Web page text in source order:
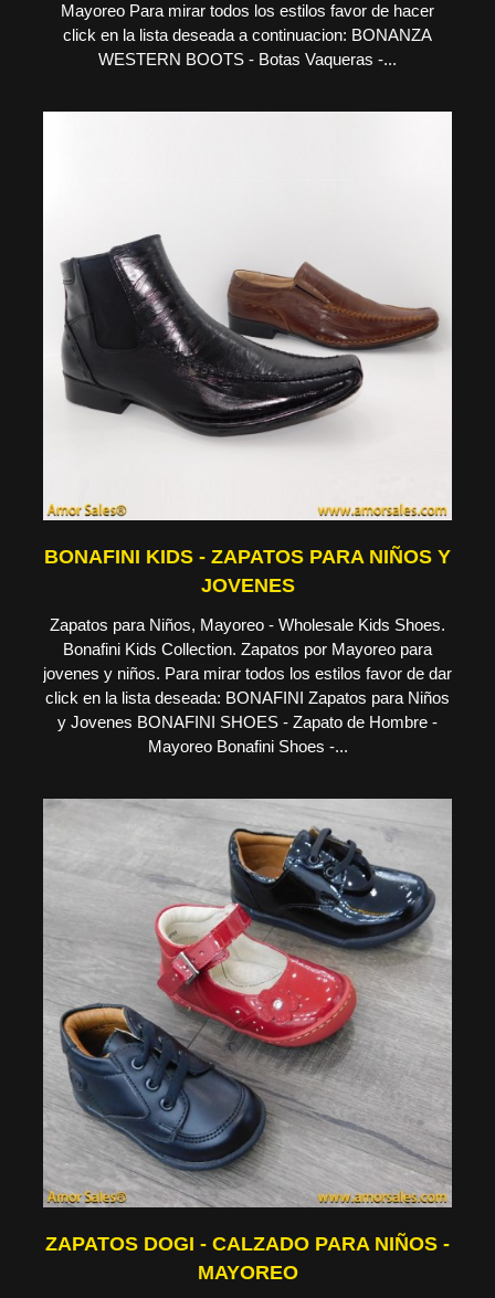
Mayoreo Para mirar todos los estilos favor de hacer
click en la lista deseada a continuacion: BONANZA
WESTERN BOOTS - Botas Vaqueras -...
BONAFINI KIDS - ZAPATOS PARA NIÑOS Y
JOVENES
Zapatos para Niños, Mayoreo - Wholesale Kids Shoes.
Bonafini Kids Collection. Zapatos por Mayoreo para
jovenes y niños. Para mirar todos los estilos favor de dar
click en la lista deseada: BONAFINI Zapatos para Niños
y Jovenes BONAFINI SHOES - Zapato de Hombre -
Mayoreo Bonafini Shoes -...
ZAPATOS DOGI - CALZADO PARA NIÑOS -
MAYOREO